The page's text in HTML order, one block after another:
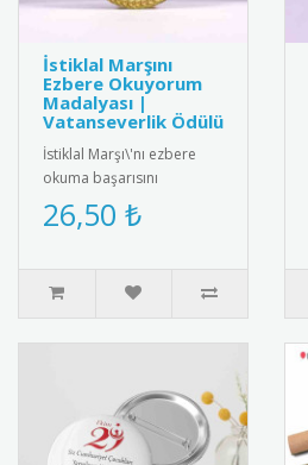
İstiklal Marşını
Ezbere Okuyorum
Madalyası |
Vatanseverlik Ödülü
İstiklal Marşı\'nı ezbere
okuma başarısını
ödüllendiren özel tasarım
madalya. Milli
26,50 ₺